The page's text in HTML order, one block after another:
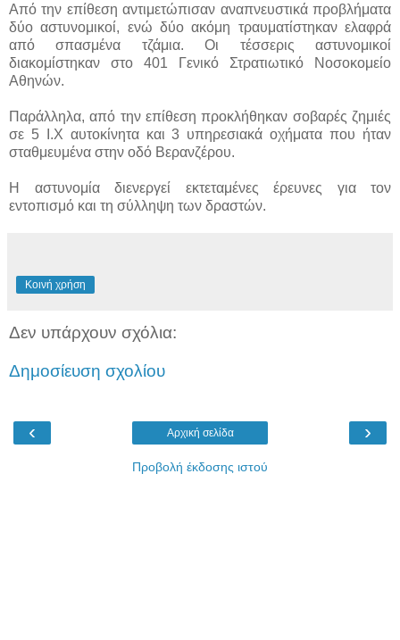
Από την επίθεση αντιμετώπισαν αναπνευστικά προβλήματα
δύο αστυνομικοί, ενώ δύο ακόμη τραυματίστηκαν ελαφρά
από σπασμένα τζάμια. Οι τέσσερις αστυνομικοί
διακομίστηκαν στο 401 Γενικό Στρατιωτικό Νοσοκομείο
Αθηνών.
Παράλληλα, από την επίθεση προκλήθηκαν σοβαρές ζημιές
σε 5 Ι.Χ αυτοκίνητα και 3 υπηρεσιακά οχήματα που ήταν
σταθμευμένα στην οδό Βερανζέρου.
Η αστυνομία διενεργεί εκτεταμένες έρευνες για τον
εντοπισμό και τη σύλληψη των δραστών.
Κοινή χρήση
Δεν υπάρχουν σχόλια:
Δημοσίευση σχολίου
‹ ›
Αρχική σελίδα
Προβολή έκδοσης ιστού